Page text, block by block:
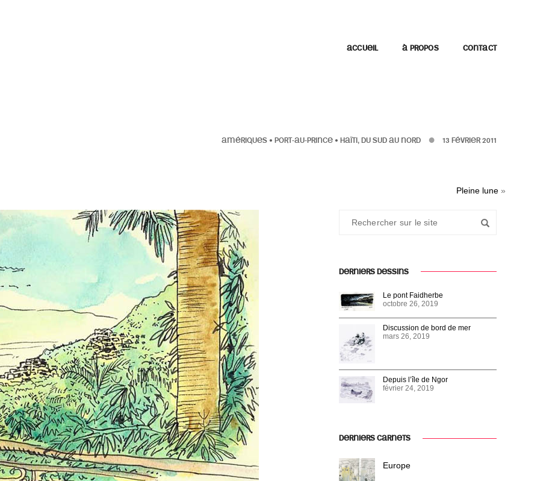
ACCUEIL À PROPOS CONTACT
AMÉRIQUES • PORT-AU-PRINCE • HAÏTI, DU SUD AU NORD 13 FÉVRIER 2011
Pleine lune »
DERNIERS DESSINS
Le pont Faidherbe
octobre 26, 2019
Discussion de bord de mer
mars 26, 2019
Depuis l’île de Ngor
février 24, 2019
DERNIERS CARNETS
Europe